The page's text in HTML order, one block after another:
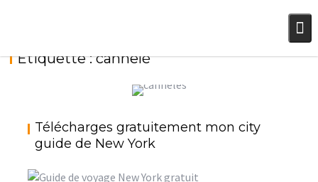
Étiquette :cannelé
CANNELÉS BORDELAIS VRAIMENT
CROUSTILLANTS : LA RECETTE FACILE !
Télécharges gratuitement mon city
guide de New York